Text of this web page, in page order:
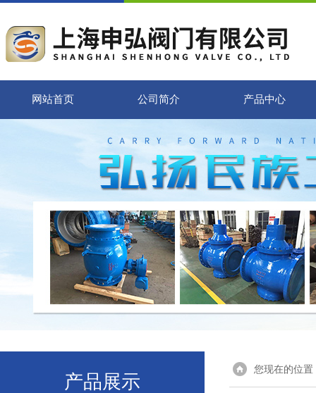
网站首页 公司简介 产品中心
产品展示
您现在的位置